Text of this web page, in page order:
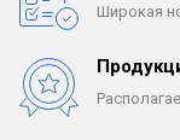
Широкая